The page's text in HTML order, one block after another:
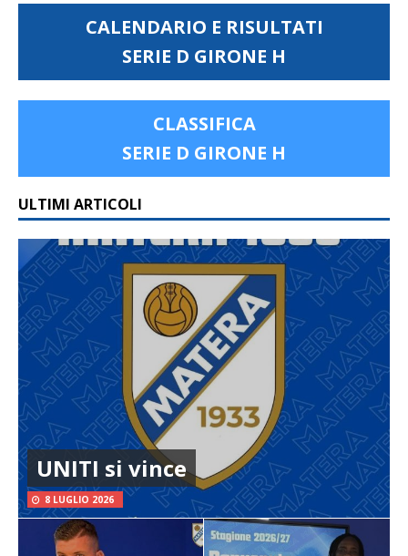
CALENDARIO E RISULTATI
SERIE D GIRONE H
CLASSIFICA
SERIE D GIRONE H
ULTIMI ARTICOLI
UNITI si vince
8 LUGLIO 2026